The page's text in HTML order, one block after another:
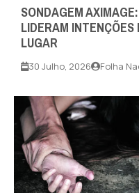
SONDAGEM
LIDERAM
LUGAR
30 Julho, 2026 Folha